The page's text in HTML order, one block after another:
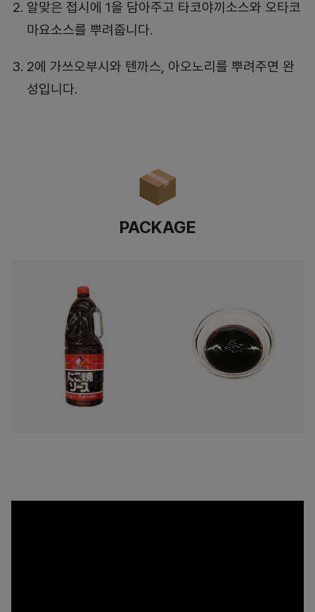
알맞은 접시에 1을 담아주고 타코야끼소스와 오타코
마요소스를 뿌려줍니다.
2에 가쓰오부시와 텐까스, 아오노리를 뿌려주면 완
성입니다.
PACKAGE